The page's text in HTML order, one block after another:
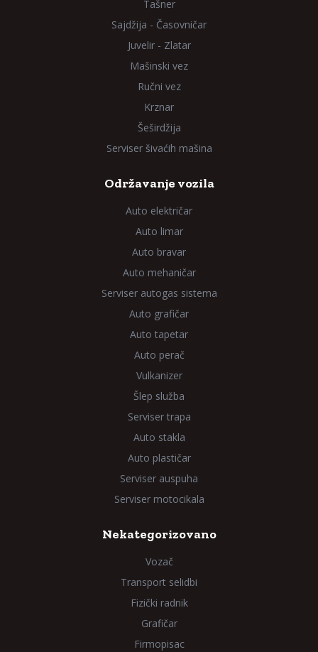
Tašner
Sajdžija - Časovničar
Juvelir - Zlatar
Mašinski vez
Ručni vez
Krznar
Šeširdžija
Serviser šivaćih mašina
Održavanje vozila
Auto električar
Auto limar
Auto bravar
Auto mehaničar
Serviser autogas sistema
Auto grafičar
Auto tapetar
Auto perač
Vulkanizer
Šlep služba
Serviser trapa
Auto stakla
Auto plastičar
Serviser auspuha
Serviser motocikala
Nekategorizovano
Vozač
Transport selidbi
Fizički radnik
Grafičar
Firmopisac